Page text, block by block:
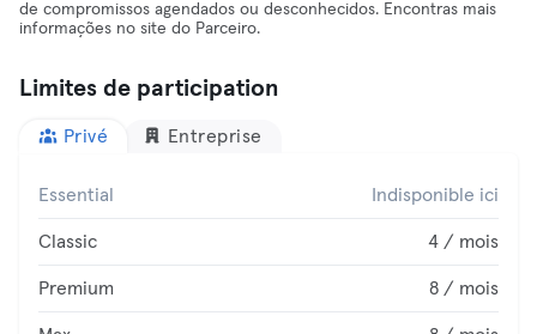
de compromissos agendados ou desconhecidos. Encontras mais
informações no site do Parceiro.
Limites de participation
Privé Entreprise
Essential Indisponible ici
Classic 4 / mois
Premium 8 / mois